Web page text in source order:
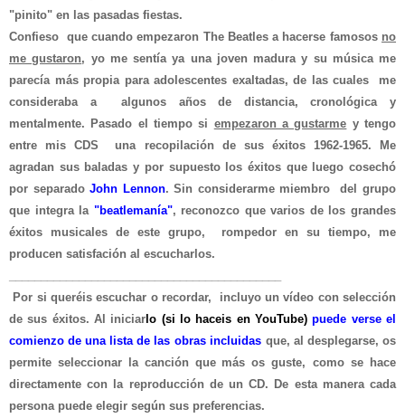
"pinito" en las pasadas fiestas.
Confieso que cuando empezaron TheBeatles a hacerse famosos no
me gustaron, yo me sentía ya una joven madura y su música me
parecía más propia para adolescentes exaltadas, de las cuales me
consideraba
a algunos años de distancia, cronológica y
mentalmente. Pasado el tiempo si empezaron a gustarme ytengo
entre mis CDS una recopilación de sus éxitos 1962-1965.
Me
agradan sus baladas y por supuesto los éxitos que luego cosechó
por separadoJohn Lennon. Sin considerarme miembro del grupo
que integra la "beatlemanía", reconozco quevarios de los grandes
éxitos musicales de este grupo, rompedor en su tiempo, me
producen satisfación al escucharlos.
Por si queréisescuchar o recordar, incluyo un vídeo con selección
de sus éxitos. Al iniciar lo (si lo haceis en YouTube) puede verseel
comienzo de una lista de las obras incluidas que, al desplegarse, os
permite seleccionar la canción que más os guste,
comose hace
directamente con
la reproducción de un CD. De esta manera cada
persona puede elegir según sus preferencias.